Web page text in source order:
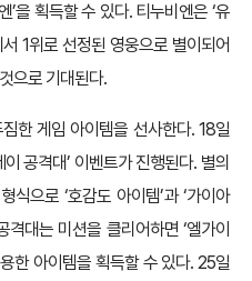
’을 획득할 수 있다. 티누비엔은 ‘유
1위로 선정된 영웅으로 별이되어
으로 기대된다.
한 게임 아이템을 선사한다. 18일
공격대’ 이벤트가 진행된다. 별의
으로 ‘호감도 아이템’과 ‘가이아
대는 미션을 클리어하면 ‘엘가이
한 아이템을 획득할 수 있다. 25일